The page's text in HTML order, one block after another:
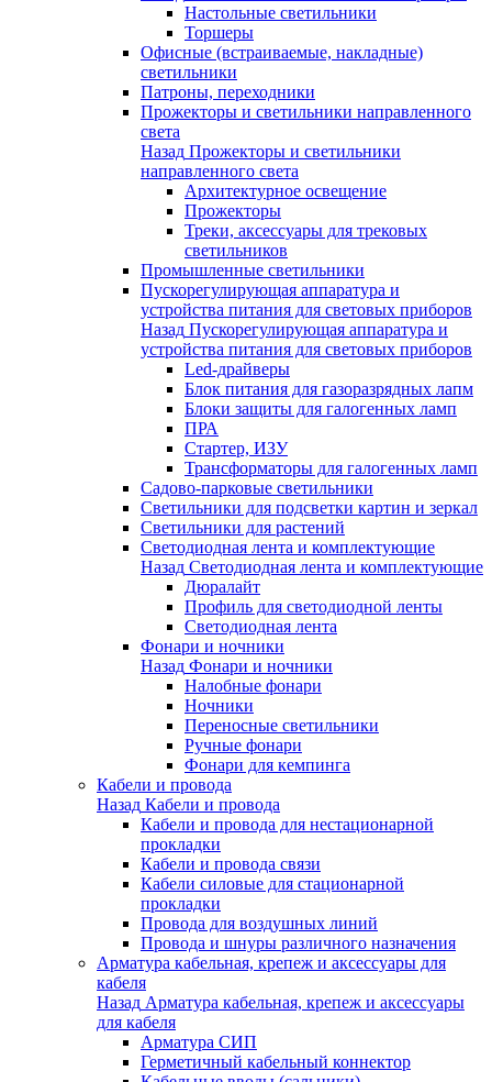
Настольные светильники
Торшеры
Офисные (встраиваемые, накладные)
светильники
Патроны, переходники
Прожекторы и светильники направленного
света
Назад Прожекторы и светильники
направленного света
Архитектурное освещение
Прожекторы
Треки, аксессуары для трековых
светильников
Промышленные светильники
Пускорегулирующая аппаратура и
устройства питания для световых приборов
Назад Пускорегулирующая аппаратура и
устройства питания для световых приборов
Led-драйверы
Блок питания для газоразрядных лапм
Блоки защиты для галогенных ламп
ПРА
Стартер, ИЗУ
Трансформаторы для галогенных ламп
Садово-парковые светильники
Светильники для подсветки картин и зеркал
Светильники для растений
Светодиодная лента и комплектующие
Назад Светодиодная лента и комплектующие
Дюралайт
Профиль для светодиодной ленты
Светодиодная лента
Фонари и ночники
Назад Фонари и ночники
Налобные фонари
Ночники
Переносные светильники
Ручные фонари
Фонари для кемпинга
Кабели и провода
Назад Кабели и провода
Кабели и провода для нестационарной
прокладки
Кабели и провода связи
Кабели силовые для стационарной
прокладки
Провода для воздушных линий
Провода и шнуры различного назначения
Арматура кабельная, крепеж и аксессуары для
кабеля
Назад Арматура кабельная, крепеж и аксессуары
для кабеля
Арматура СИП
Герметичный кабельный коннектор